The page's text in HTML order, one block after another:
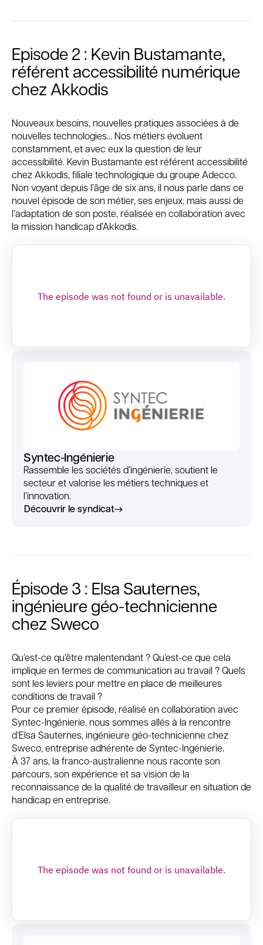
Episode 2 : Kevin Bustamante,
référent accessibilité numérique
chez Akkodis
Nouveaux besoins, nouvelles pratiques associées à de
nouvelles technologies… Nos métiers évoluent
constamment, et avec eux la question de leur
accessibilité. Kevin Bustamante est référent accessibilité
chez Akkodis, filiale technologique du groupe Adecco.
Non voyant depuis l’âge de six ans, il nous parle dans ce
nouvel épisode de son métier, ses enjeux, mais aussi de
l’adaptation de son poste, réalisée en collaboration avec
la mission handicap d’Akkodis.
Syntec-Ingénierie
Rassemble les sociétés d’ingénierie, soutient le
secteur et valorise les métiers techniques et
l’innovation.
Découvrir le syndicat
Épisode 3 : Elsa Sauternes,
ingénieure géo-technicienne
chez Sweco
Qu’est-ce qu’être malentendant ? Qu’est-ce que cela
implique en termes de communication au travail ? Quels
sont les leviers pour mettre en place de meilleures
conditions de travail ?
Pour ce premier épisode, réalisé en collaboration avec
Syntec-Ingénierie, nous sommes allés à la rencontre
d’Elsa Sauternes, ingénieure géo-technicienne chez
Sweco, entreprise adhérente de Syntec-Ingénierie.
À 37 ans, la franco-australienne nous raconte son
parcours, son expérience et sa vision de la
reconnaissance de la qualité de travailleur en situation de
handicap en entreprise.